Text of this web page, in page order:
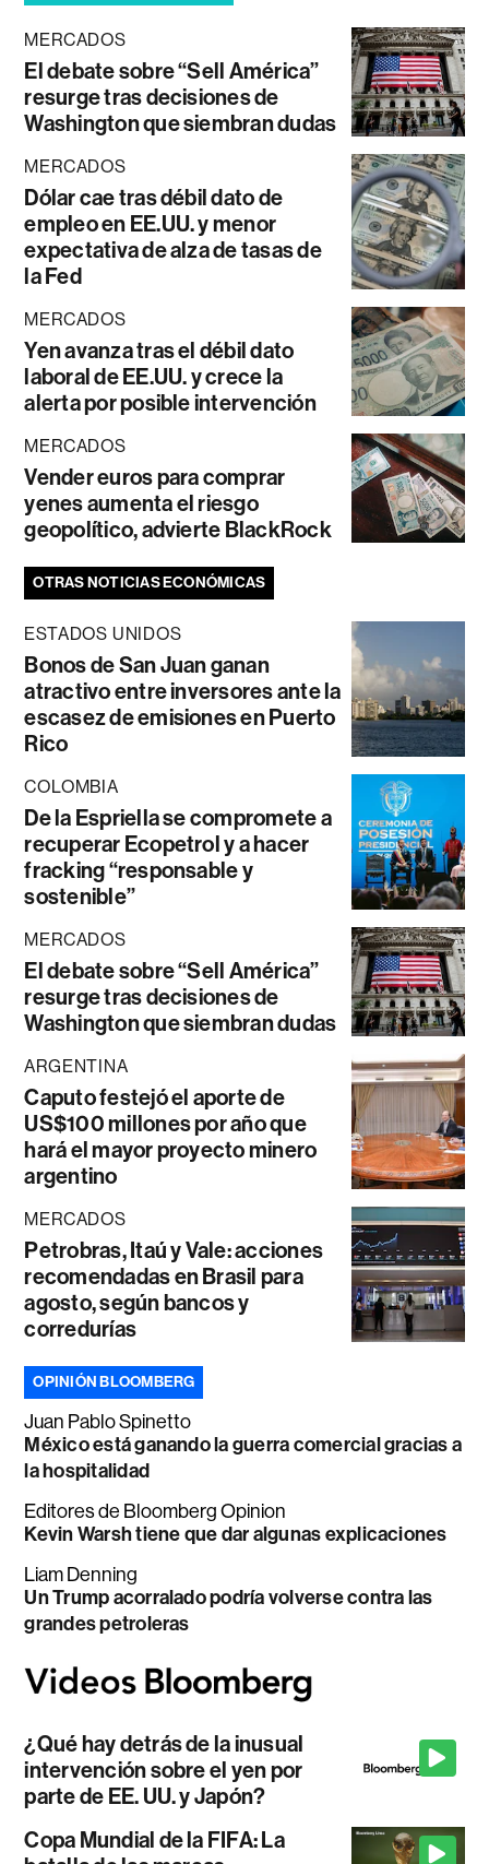
MERCADOS
El debate sobre “Sell América”
resurge tras decisiones de
Washington que siembran dudas
MERCADOS
Dólar cae tras débil dato de
empleo en EE.UU. y menor
expectativa de alza de tasas de
la Fed
MERCADOS
Yen avanza tras el débil dato
laboral de EE.UU. y crece la
alerta por posible intervención
MERCADOS
Vender euros para comprar
yenes aumenta el riesgo
geopolítico, advierte BlackRock
OTRAS NOTICIAS ECONÓMICAS
ESTADOS UNIDOS
Bonos de San Juan ganan
atractivo entre inversores ante la
escasez de emisiones en Puerto
Rico
COLOMBIA
De la Espriella se compromete a
recuperar Ecopetrol y a hacer
fracking “responsable y
sostenible”
MERCADOS
El debate sobre “Sell América”
resurge tras decisiones de
Washington que siembran dudas
ARGENTINA
Caputo festejó el aporte de
US$100 millones por año que
hará el mayor proyecto minero
argentino
MERCADOS
Petrobras, Itaú y Vale: acciones
recomendadas en Brasil para
agosto, según bancos y
corredurías
OPINIÓN BLOOMBERG
Juan Pablo Spinetto
México está ganando la guerra comercial gracias a
la hospitalidad
Editores de Bloomberg Opinion
Kevin Warsh tiene que dar algunas explicaciones
Liam Denning
Un Trump acorralado podría volverse contra las
grandes petroleras
¿Qué hay detrás de la inusual
intervención sobre el yen por
parte de EE. UU. y Japón?
Copa Mundial de la FIFA: La